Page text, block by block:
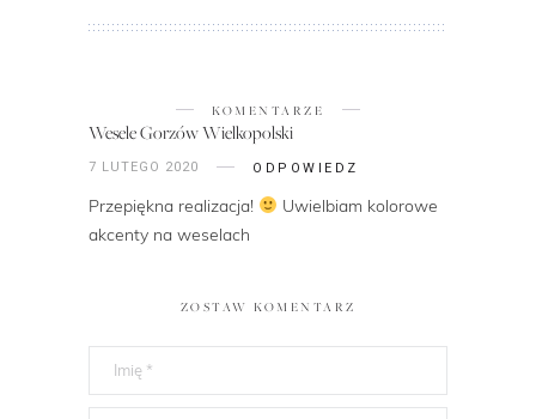
KOMENTARZE
Wesele Gorzów Wielkopolski
7 LUTEGO 2020 ODPOWIEDZ
Przepiękna realizacja!
Uwielbiam kolorowe
akcenty na weselach
ZOSTAW KOMENTARZ